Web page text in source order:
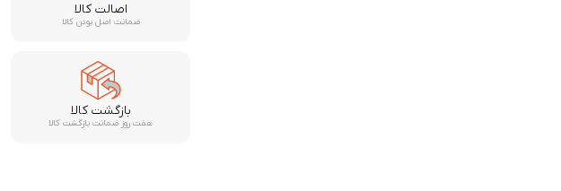
اصالت کالا
ضمانت اصل بودن کالا
بازگشت کالا
هفت روز ضمانت بازگشت کالا